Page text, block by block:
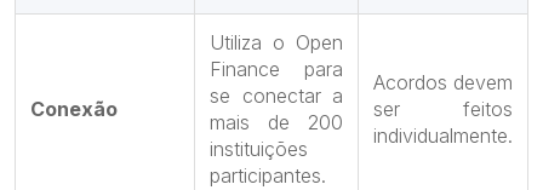
Conexão
Utiliza o Open
Finance para
se conectar a
mais de 200
instituições
participantes.
Acordos devem
ser feitos
individualmente.